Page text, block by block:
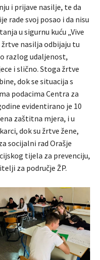
i prijave nasilje, te da
rade svoj posao i da nisu
u sigurnu kuću „Vive
žrtve nasilja odbijaju tu
razlog udaljenost,
i slično. Stoga žrtve
dok se situacija s
podacima Centra za
evidentirano je 10
zaštitna mjera, i u
dok su žrtve žene,
socijalni rad Orašje
tijela za prevenciju,
za područje ŽP.